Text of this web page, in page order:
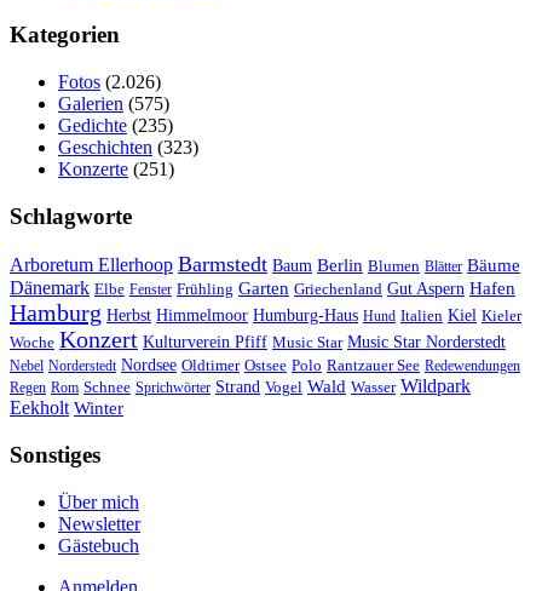
Kategorien
Fotos (2.026)
Galerien (575)
Gedichte (235)
Geschichten (323)
Konzerte (251)
Schlagworte
Arboretum Ellerhoop Barmstedt Baum Berlin Blumen Blätter Bäume
Dänemark Elbe Fenster Frühling Garten Griechenland Gut Aspern Hafen
Hamburg Herbst Himmelmoor Humburg-Haus Hund Italien Kiel Kieler
Woche Konzert Kulturverein Pfiff Music Star Music Star Norderstedt
Nebel Norderstedt Nordsee Oldtimer Ostsee Polo Rantzauer See Redewendungen
Regen Rom Schnee Sprichwörter Strand Vogel Wald Wasser Wildpark
Eekholt Winter
Sonstiges
Über mich
Newsletter
Gästebuch
Anmelden